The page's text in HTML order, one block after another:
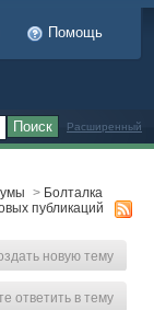
Помощь
Расширенный
> Болталка
публикаций
новую тему
ответить в тему